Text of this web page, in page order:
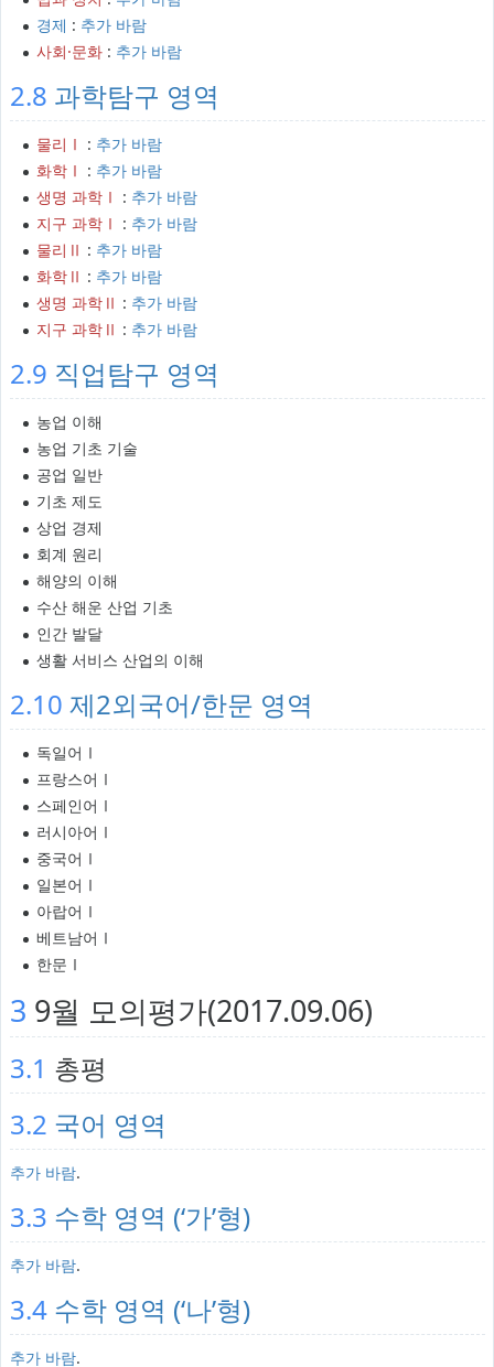
경제 : 추가 바람
사회·문화: 추가 바람
2.8 과학탐구 영역
물리Ⅰ : 추가 바람
화학Ⅰ : 추가 바람
생명 과학Ⅰ : 추가 바람
지구 과학Ⅰ : 추가 바람
물리Ⅱ : 추가 바람
화학Ⅱ : 추가 바람
생명 과학Ⅱ : 추가 바람
지구 과학Ⅱ : 추가 바람
2.9 직업탐구 영역
농업 이해
농업 기초 기술
공업 일반
기초 제도
상업 경제
회계 원리
해양의 이해
수산 해운 산업 기초
인간 발달
생활 서비스 산업의 이해
2.10 제2외국어/한문 영역
독일어Ⅰ
프랑스어Ⅰ
스페인어Ⅰ
러시아어Ⅰ
중국어Ⅰ
일본어Ⅰ
아랍어Ⅰ
베트남어Ⅰ
한문Ⅰ
3 9월 모의평가(2017.09.06)
3.1 총평
3.2 국어 영역
추가 바람.
3.3 수학 영역 (‘가’형)
추가 바람.
3.4 수학 영역 (‘나’형)
추가 바람.